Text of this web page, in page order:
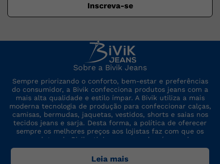
Inscreva-se
Sobre a Bivik Jeans
Sempre priorizando o conforto, bem-estar e preferências
do consumidor, a Bivik confecciona produtos jeans com a
mais alta qualidade e estilo ímpar. A Bivik utiliza a mais
moderna tecnologia de produção para confeccionar calças,
camisas, bermudas, jaquetas, vestidos, shorts e saias nos
tecidos jeans e sarja. Desta forma, a política de oferecer
sempre os melhores preços aos lojistas faz com que os
produtos da Bivik atinjam um grande número de
consumidores. A marca sempre está por dentro das últimas
tendências de moda, para oferecer produtos de preço,
Leia mais